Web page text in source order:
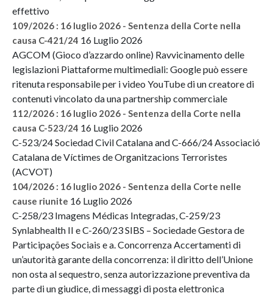
effettivo
109/2026 : 16 luglio 2026 - Sentenza della Corte nella
causa C-421/24 16 Luglio 2026
AGCOM (Gioco d’azzardo online) Ravvicinamento delle
legislazioni Piattaforme multimediali: Google può essere
ritenuta responsabile per i video YouTube di un creatore di
contenuti vincolato da una partnership commerciale
112/2026 : 16 luglio 2026 - Sentenza della Corte nella
causa C-523/24 16 Luglio 2026
C-523/24 Sociedad Civil Catalana and C-666/24 Associació
Catalana de Víctimes de Organitzacions Terroristes
(ACVOT)
104/2026 : 16 luglio 2026 - Sentenza della Corte nelle
cause riunite 16 Luglio 2026
C-258/23 Imagens Médicas Integradas, C-259/23
Synlabhealth II e C-260/23 SIBS – Sociedade Gestora de
Participações Sociais e a. Concorrenza Accertamenti di
un’autorità garante della concorrenza: il diritto dell’Unione
non osta al sequestro, senza autorizzazione preventiva da
parte di un giudice, di messaggi di posta elettronica